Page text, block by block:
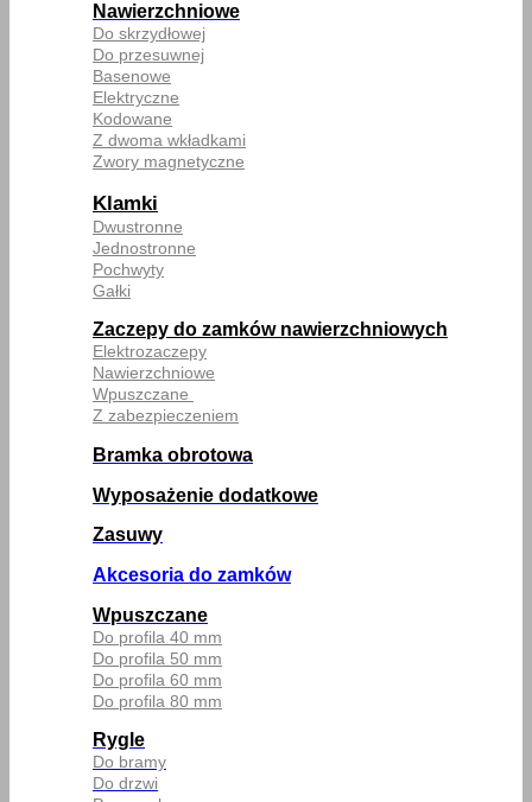
Nawierzchniowe
Do skrzydłowej
Do przesuwnej
Basenowe
Elektryczne
Kodowane
Z dwoma wkładkami
Zwory magnetyczne
Klamki
Dwustronne
Jednostronne
Pochwyty
Gałki
Zaczepy do zamków nawierzchniowych
Elektrozaczepy
Nawierzchniowe
Wpuszczane
Z zabezpieczeniem
Bramka obrotowa
Wyposażenie dodatkowe
Zasuwy
Akcesoria do zamków
Wpuszczane
Do profila 40 mm
Do profila 50 mm
Do profila 60 mm
Do profila 80 mm
Rygle
Do bramy
Do drzwi